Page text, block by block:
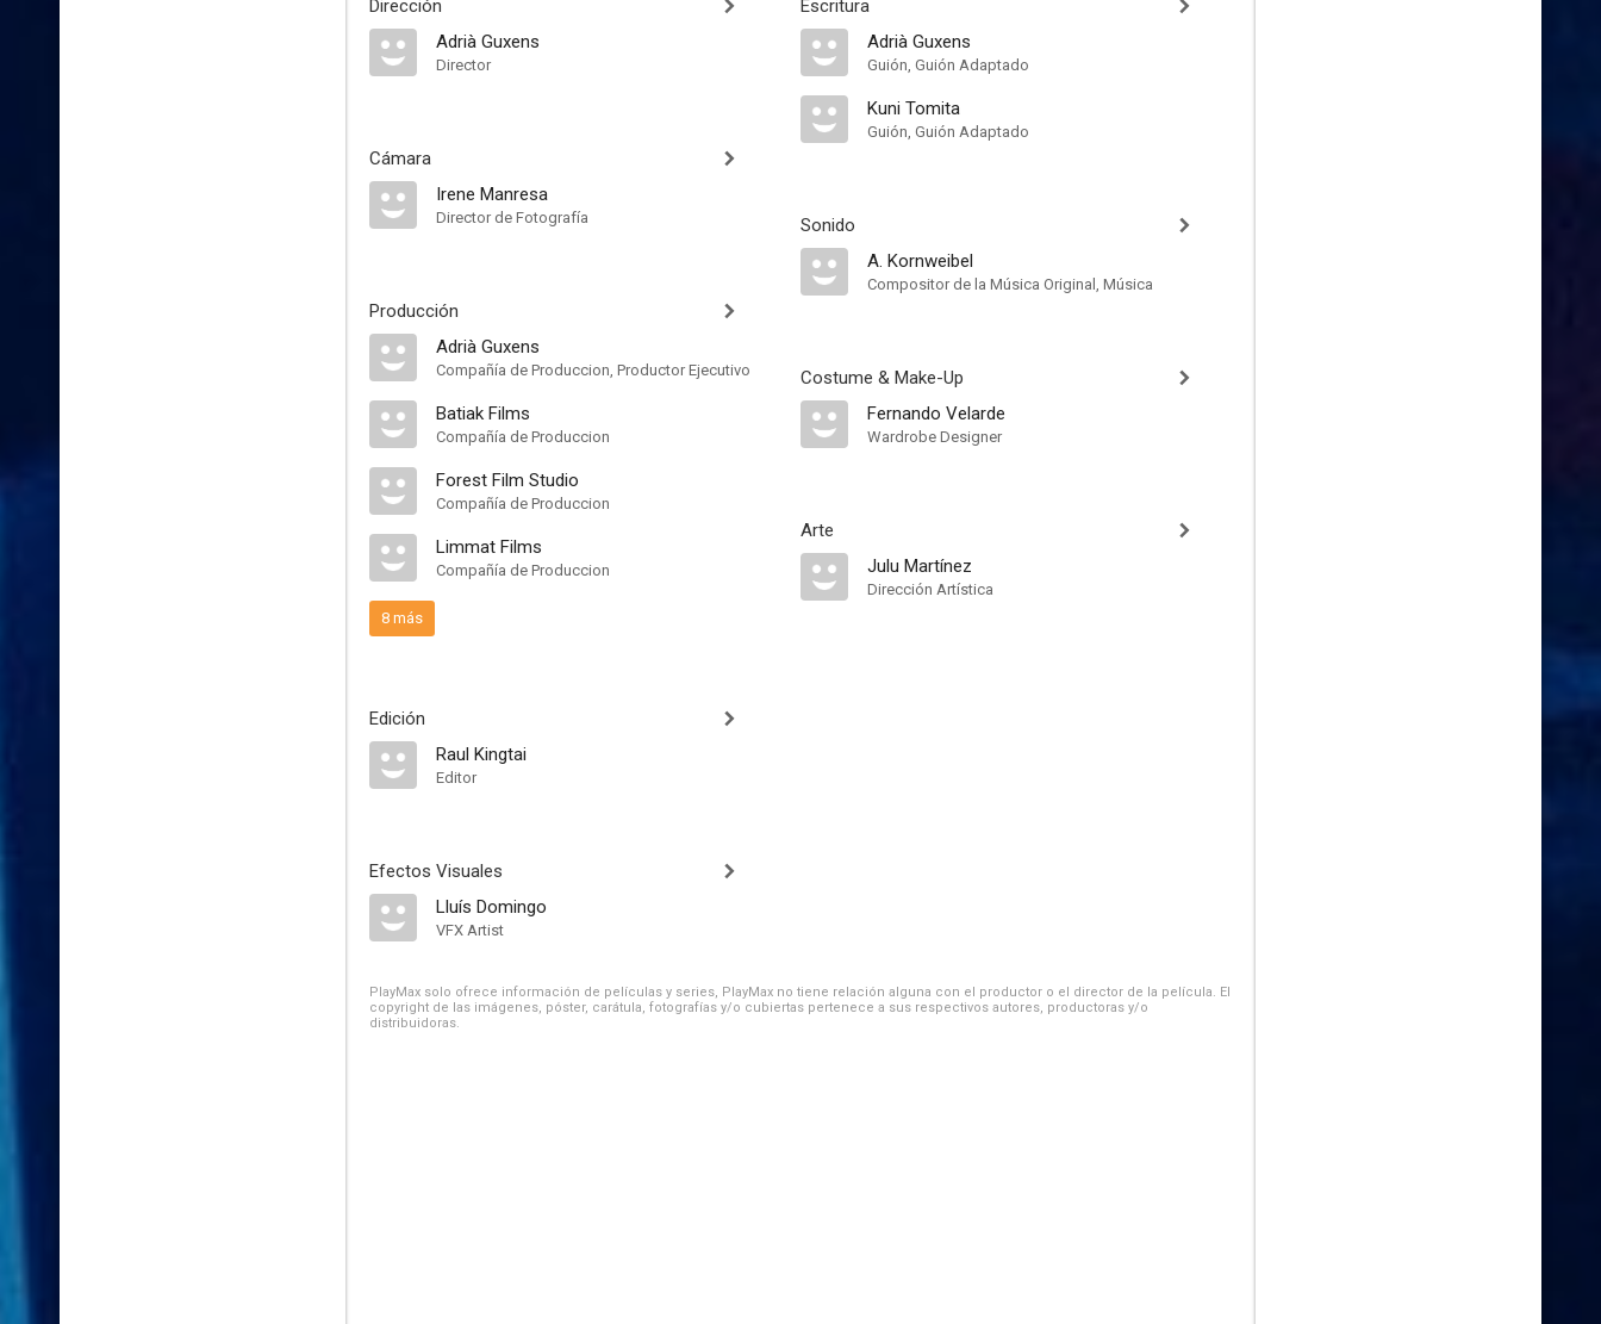
Dirección
Adrià Guxens
Director
Cámara
Irene Manresa
Director de Fotografía
Producción
Adrià Guxens
Compañía de Produccion, Productor Ejecutivo
Batiak Films
Compañía de Produccion
Forest Film Studio
Compañía de Produccion
Limmat Films
Compañía de Produccion
8 más
Edición
Raul Kingtai
Editor
Efectos Visuales
Lluís Domingo
VFX Artist
Escritura
Adrià Guxens
Guión, Guión Adaptado
Kuni Tomita
Guión, Guión Adaptado
Sonido
A. Kornweibel
Compositor de la Música Original, Música
Costume & Make-Up
Fernando Velarde
Wardrobe Designer
Arte
Julu Martínez
Dirección Artística
PlayMax solo ofrece información de películas y series, PlayMax no tiene relación alguna con el productor o el director de la película. El
copyright de las imágenes, póster, carátula, fotografías y/o cubiertas pertenece a sus respectivos autores, productoras y/o
distribuidoras.